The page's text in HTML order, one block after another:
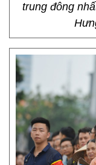
trung đông